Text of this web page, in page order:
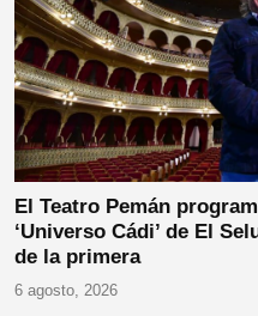
El Teatro Pemán
‘Universo Cádi’ de El
de la primera
6 agosto, 2026